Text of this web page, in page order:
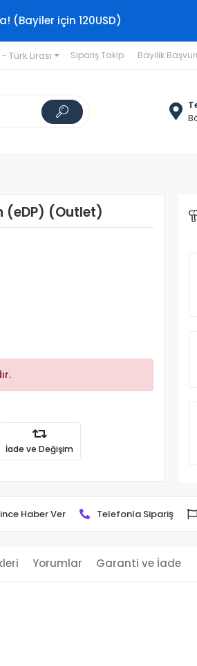
(Bayiler için 120USD)
- Türk Lirası Sipariş Takip Bayilik
(eDP) (Outlet)
İade ve Değişim
Haber Ver Telefonla Sipariş
Yorumlar Garanti ve İade